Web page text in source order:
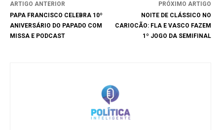
ARTIGO ANTERIOR
PAPA FRANCISCO CELEBRA 10º
ANIVERSÁRIO DO PAPADO COM
MISSA E PODCAST
PRÓXIMO ARTIGO
NOITE DE CLÁSSICO NO
CARIOCÃO: FLA E VASCO FAZEM
1º JOGO DA SEMIFINAL